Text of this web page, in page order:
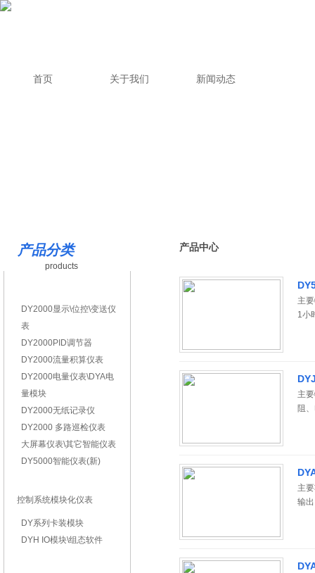
首页 关于我们 新闻动态
产品分类
products
DY2000显示\位控\变送仪
表
DY2000PID调节器
DY2000流量积算仪表
DY2000电量仪表\DYA电
量模块
DY2000无纸记录仪
DY2000 多路巡检仪表
大屏幕仪表\其它智能仪表
DY5000智能仪表(新)
控制系统模块化仪表
DY系列卡装模块
DYH IO模块\组态软件
产品中心
主
1小
主
阻
主
输